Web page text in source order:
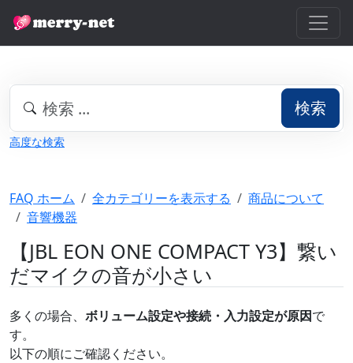
検索
高度な検索
FAQ ホーム 全カテゴリーを表示する
商品について
音響機器
【JBL EON ONE COMPACT Y3】繋い
だマイクの音が小さい
多くの場合、 ボリューム設定や接続・入力設定が原因で
す。
以下の順にご確認ください。